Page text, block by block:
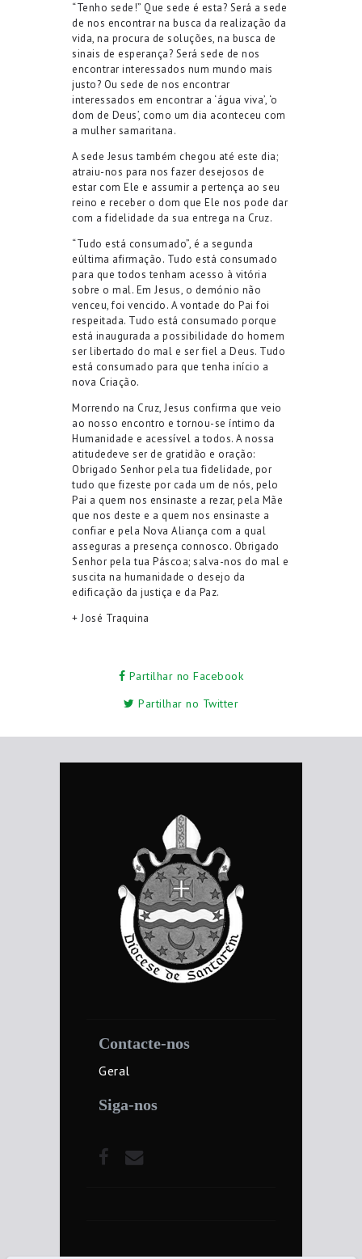
“Tenho sede!” Que sede é esta? Será a sede
de nos encontrar na busca da realização da
vida, na procura de soluções, na busca de
sinais de esperança? Será sede de nos
encontrar interessados num mundo mais
justo? Ou sede de nos encontrar
interessados em encontrar a ‘água viva’, ‘o
dom de Deus’, como um dia aconteceu com
a mulher samaritana.
A sede Jesus também chegou até este dia;
atraiu-nos para nos fazer desejosos de
estar com Ele e assumir a pertença ao seu
reino e receber o dom que Ele nos pode dar
com afidelidade da sua entrega na Cruz.
“Tudo está consumado”, é a segunda
eúltima afirmação. Tudo está consumado
para que todos tenham acesso à vitória
sobre o mal. Em Jesus, o demónio não
venceu, foi vencido. A vontade do Pai foi
respeitada. Tudo está consumado porque
está inaugurada a possibilidade do homem
ser libertado do mal e ser fiel a Deus. Tudo
está consumado para que tenha início a
nova Criação.
Morrendo na Cruz, Jesus confirma que veio
ao nosso encontro etornou-se íntimo da
Humanidade e acessível a todos. A nossa
atitudedeve ser de gratidão e oração:
Obrigado Senhor pela tua fidelidade, por
tudo que fizeste por cada um de nós, pelo
Pai a quem nos ensinaste a rezar, pela Mãe
que nos deste e a quem nos ensinaste a
confiar e pela Nova Aliança com a qual
asseguras a presença connosco. Obrigado
Senhor pela tua Páscoa; salva-nos do mal e
suscita na humanidade o desejo da
edificação da justiça e da Paz.
+ José Traquina
Partilhar no Facebook
Partilhar no Twitter
Contacte-nos
Geral
Siga-nos